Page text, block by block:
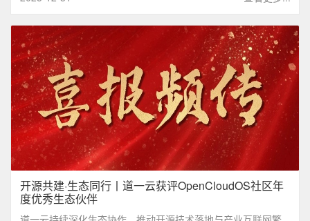
咖啡产业化生产技术和餐饮服务体系。
开源共建·生态同行丨道一云获评OpenCloudOS社区年
度优秀生态伙伴